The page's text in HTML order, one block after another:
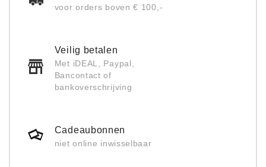
voor orders boven € 100,-
Veilig betalen
Met iDEAL, Paypal,
Bancontact of
bankoverschrijving
Cadeaubonnen
niet online inwisselbaar